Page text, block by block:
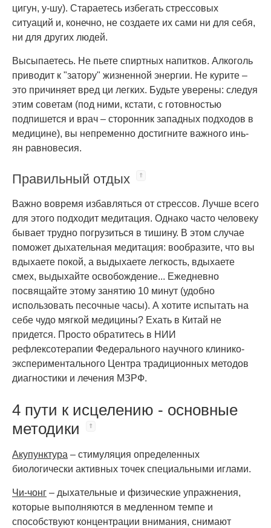
цигун, у-шу). Стараетесь избегать стрессовых
ситуаций и, конечно, не создаете их сами ни для себя,
ни для других людей.
Высыпаетесь. Не пьете спиртных напитков. Алкоголь
приводит к "затору" жизненной энергии. Не курите –
это причиняет вред ци легких. Будьте уверены: следуя
этим советам (под ними, кстати, с готовностью
подпишется и врач – сторонник западных подходов в
медицине), вы непременно достигните важного инь-
ян равновесия.
Правильный отдых
Важно вовремя избавляться от стрессов. Лучше всего
для этого подходит медитация. Однако часто человеку
бывает трудно погрузиться в тишину. В этом случае
поможет дыхательная медитация: вообразите, что вы
вдыхаете покой, а выдыхаете легкость, вдыхаете
смех, выдыхайте освобождение... Ежедневно
посвящайте этому занятию 10 минут (удобно
использовать песочные часы). А хотите испытать на
себе чудо мягкой медицины? Ехать в Китай не
придется. Просто обратитесь в НИИ
рефлексотерапии Федерального научного клинико-
экспериментального Центра традиционных методов
диагностики и лечения МЗРФ.
4 пути к исцелению - основные
методики
Акупунктура – стимуляция определенных
биологически активных точек специальными иглами.
Чи-чонг – дыхательные и физические упражнения,
которые выполняются в медленном темпе и
способствуют концентрации внимания, снимают